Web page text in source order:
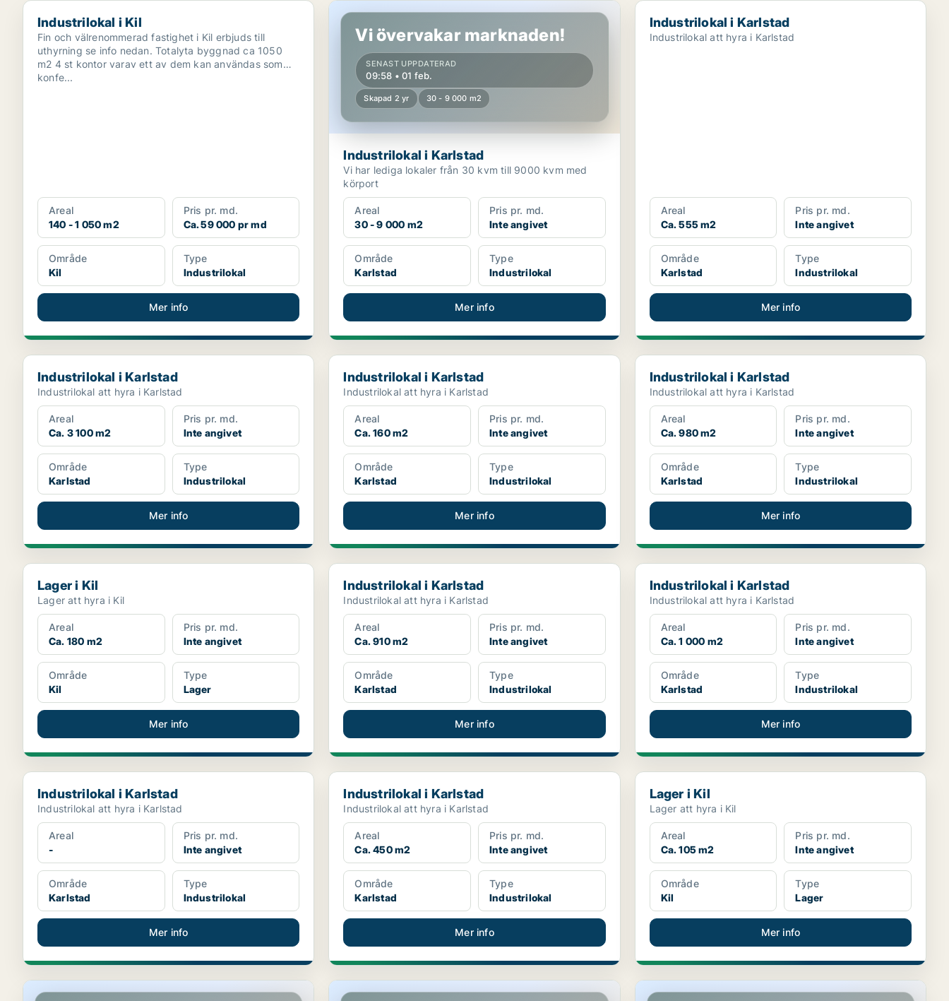
Industrilokal i Kil
Industrilokal i Kil
Fin och välrenommerad fastighet i Kil erbjuds till
uthyrning se info nedan. Totalyta byggnad ca 1050
m2 4 st kontor varav ett av dem kan användas som
konfe...
Areal
140 - 1 050 m2
Pris pr. md.
Ca. 59 000 pr md
Område
Kil
Type
Industrilokal
Mer info
Industrilokal i Karlstad
Vi övervakar marknaden!
SENAST UPPDATERAD
09:58 • 01 feb.
Skapad 2 yr 30 - 9 000 m2
Industrilokal i Karlstad
Vi har lediga lokaler från 30 kvm till 9000 kvm med
körport
Areal
30 - 9 000 m2
Pris pr. md.
Inte angivet
Område
Karlstad
Type
Industrilokal
Mer info
Industrilokal i Karlstad
Industrilokal i Karlstad
Industrilokal att hyra i Karlstad
Areal
Ca. 555 m2
Pris pr. md.
Inte angivet
Område
Karlstad
Type
Industrilokal
Mer info
Industrilokal i Karlstad
Industrilokal i Karlstad
Industrilokal att hyra i Karlstad
Areal
Ca. 3 100 m2
Pris pr. md.
Inte angivet
Område
Karlstad
Type
Industrilokal
Mer info
Industrilokal i Karlstad
Industrilokal i Karlstad
Industrilokal att hyra i Karlstad
Areal
Ca. 160 m2
Pris pr. md.
Inte angivet
Område
Karlstad
Type
Industrilokal
Mer info
Industrilokal i Karlstad
Industrilokal i Karlstad
Industrilokal att hyra i Karlstad
Areal
Ca. 980 m2
Pris pr. md.
Inte angivet
Område
Karlstad
Type
Industrilokal
Mer info
Lager i Kil
Lager i Kil
Lager att hyra i Kil
Areal
Ca. 180 m2
Pris pr. md.
Inte angivet
Område
Kil
Type
Lager
Mer info
Industrilokal i Karlstad
Industrilokal i Karlstad
Industrilokal att hyra i Karlstad
Areal
Ca. 910 m2
Pris pr. md.
Inte angivet
Område
Karlstad
Type
Industrilokal
Mer info
Industrilokal i Karlstad
Industrilokal i Karlstad
Industrilokal att hyra i Karlstad
Areal
Ca. 1 000 m2
Pris pr. md.
Inte angivet
Område
Karlstad
Type
Industrilokal
Mer info
Industrilokal i Karlstad
Industrilokal i Karlstad
Industrilokal att hyra i Karlstad
Areal
-
Pris pr. md.
Inte angivet
Område
Karlstad
Type
Industrilokal
Mer info
Industrilokal i Karlstad
Industrilokal i Karlstad
Industrilokal att hyra i Karlstad
Areal
Ca. 450 m2
Pris pr. md.
Inte angivet
Område
Karlstad
Type
Industrilokal
Mer info
Lager i Kil
Lager i Kil
Lager att hyra i Kil
Areal
Ca. 105 m2
Pris pr. md.
Inte angivet
Område
Kil
Type
Lager
Mer info
Butikslokal i Säffle Lager i Karlstad Lager i Karlstad